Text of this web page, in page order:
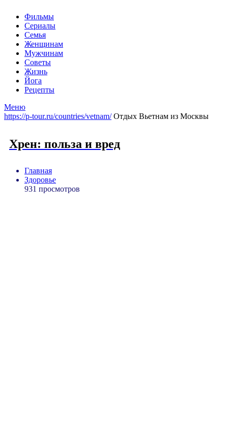
Фильмы
Сериалы
Семья
Женщинам
Мужчинам
Советы
Жизнь
Йога
Рецепты
Меню
https://p-tour.ru/countries/vetnam/Отдых Вьетнам из Москвы
Хрен: польза и вред
Главная
Здоровье
931 просмотров